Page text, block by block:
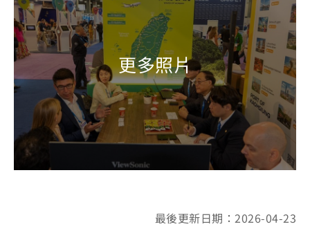
最後更新日期：2026-04-23